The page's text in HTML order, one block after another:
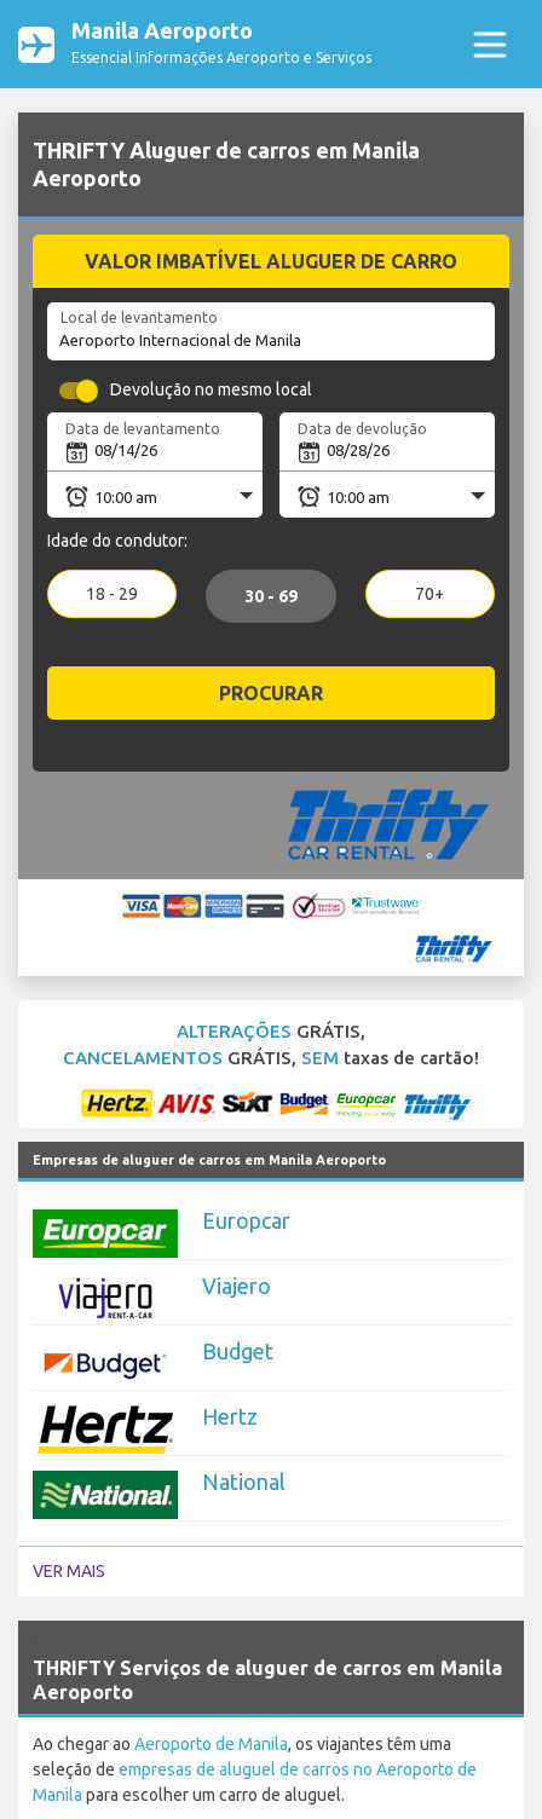
Manila Aeroporto
Essencial Informações Aeroporto e Serviços
THRIFTY Aluguer de carros em Manila
Aeroporto
VALOR IMBATÍVEL ALUGUER DE CARRO
Local de levantamento
Devolução no mesmo local
Data de levantamento Data de devolução
Idade do condutor:
18 - 29 30 - 69 70+
PROCURAR
ALTERAÇÕES GRÁTIS,
CANCELAMENTOS GRÁTIS, SEM taxas de cartão!
Empresas de aluguer de carros em Manila Aeroporto
Europcar
Viajero
Budget
Hertz
National
VER MAIS
THRIFTY Serviços de aluguer de carros em Manila
Aeroporto
Ao chegar ao Aeroporto de Manila, os viajantes têm uma
seleção de empresas de aluguel de carros no Aeroporto de
Manila para escolher um carro de aluguel.